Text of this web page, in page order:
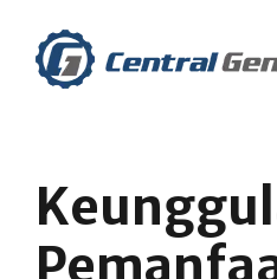
content